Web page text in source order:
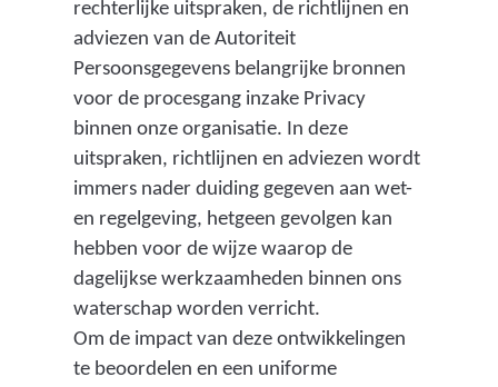
rechterlijke uitspraken, de richtlijnen en
adviezen van de Autoriteit
Persoonsgegevens belangrijke bronnen
voor de procesgang inzake Privacy
binnen onze organisatie. In deze
uitspraken, richtlijnen en adviezen wordt
immers nader duiding gegeven aan wet-
en regelgeving, hetgeen gevolgen kan
hebben voor de wijze waarop de
dagelijkse werkzaamheden binnen ons
waterschap worden verricht.
Om de impact van deze ontwikkelingen
te beoordelen en een uniforme